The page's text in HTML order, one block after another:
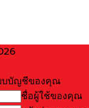
บบัญชีของคุณ
ชื่อผู้ใช้ของคุณ